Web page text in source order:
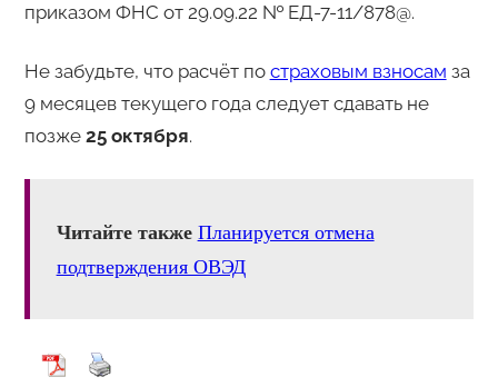
приказом ФНС от 29.09.22 № ЕД-7-11/878@.
Не забудьте, что расчёт по страховым взносам за
9 месяцев текущего года следует сдавать не
позже 25 октября.
Читайте также Планируется отмена
подтверждения ОВЭД